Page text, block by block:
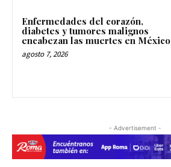
Enfermedades del corazón,
diabetes y tumores malignos
encabezan las muertes en México
agosto 7, 2026
- Advertisement -